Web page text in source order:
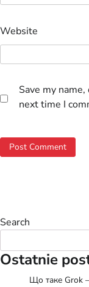
Website
Save my
next time I
Search
Ostatnie
Що таке Grok